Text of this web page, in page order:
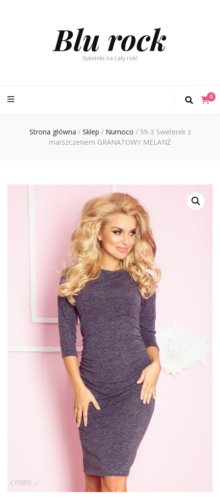
Blu rock
Sukienki na cały rok!
0
Strona główna / Sklep / Numoco / 59-3 Sweterek z
marszczeniem GRANATOWY MELANŻ